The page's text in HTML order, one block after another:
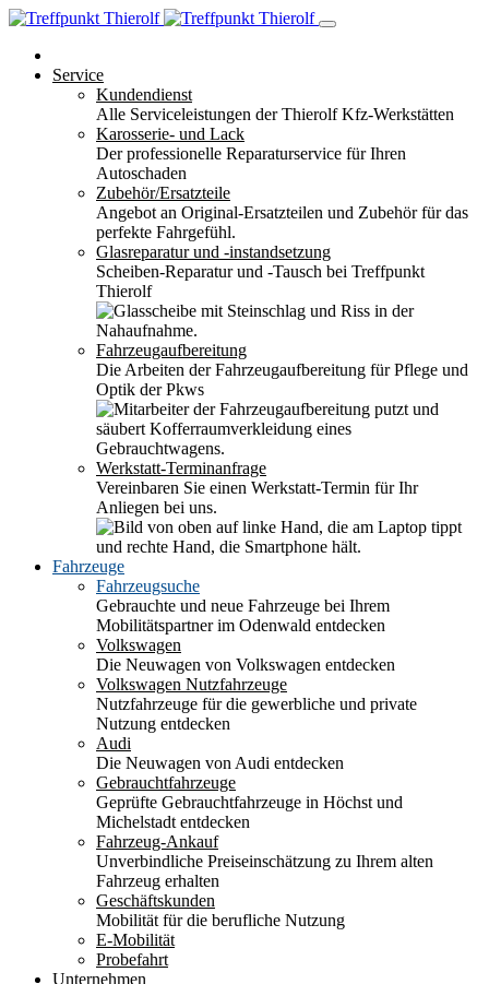
Service
Kundendienst
Alle Serviceleistungen der Thierolf Kfz-Werkstätten
Karosserie- und Lack
Der professionelle Reparaturservice für Ihren
Autoschaden
Zubehör/Ersatzteile
Angebot an Original-Ersatzteilen und Zubehör für das
perfekte Fahrgefühl.
Glasreparatur und -instandsetzung
Scheiben-Reparatur und -Tausch bei Treffpunkt
Thierolf
Fahrzeugaufbereitung
Die Arbeiten der Fahrzeugaufbereitung für Pflege und
Optik der Pkws
Werkstatt-Terminanfrage
Vereinbaren Sie einen Werkstatt-Termin für Ihr
Anliegen bei uns.
Fahrzeuge
Fahrzeugsuche
Gebrauchte und neue Fahrzeuge bei Ihrem
Mobilitätspartner im Odenwald entdecken
Volkswagen
Die Neuwagen von Volkswagen entdecken
Volkswagen Nutzfahrzeuge
Nutzfahrzeuge für die gewerbliche und private
Nutzung entdecken
Audi
Die Neuwagen von Audi entdecken
Gebrauchtfahrzeuge
Geprüfte Gebrauchtfahrzeuge in Höchst und
Michelstadt entdecken
Fahrzeug-Ankauf
Unverbindliche Preiseinschätzung zu Ihrem alten
Fahrzeug erhalten
Geschäftskunden
Mobilität für die berufliche Nutzung
E-Mobilität
Probefahrt
Unternehmen